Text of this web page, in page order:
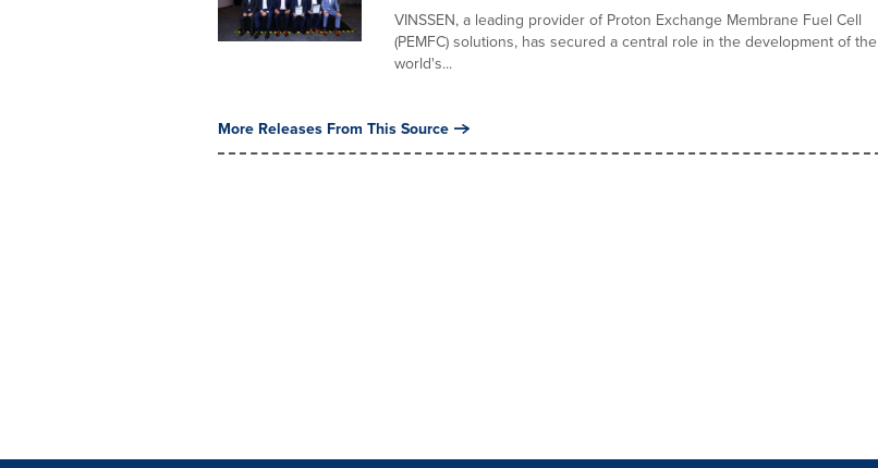
VINSSEN, a leading provider of Proton Exchange Membrane Fuel Cell
(PEMFC) solutions, has secured a central role in the development of the
world's...
More Releases From This Source